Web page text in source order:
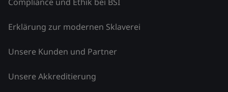
Erklärung zur modernen Sklaverei
Unsere Kunden und Partner
Unsere Akkreditierung